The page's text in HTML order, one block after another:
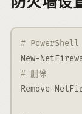
# PowerShell
New-
# 删除
Remove-